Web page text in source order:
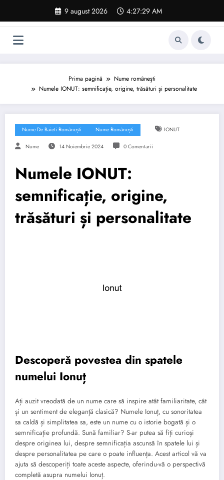
conținut
9 august 2026 4:27:30 AM
Prima pagină
Nume românești
Numele IONUT: semnificație, origine, trăsături și personalitate
Nume De Baieti Românești Nume Românești IONUT
Nume 14 Noiembrie 2024 0 Comentarii
Numele IONUT:
semnificație, origine,
trăsături și personalitate
Descoperă povestea din spatele
numelui Ionuț
Ați auzit vreodată de un nume care să inspire atât familiaritate, cât
și un sentiment de eleganță clasică? Numele Ionuț, cu sonoritatea
sa caldă și simplitatea sa, este un nume cu o istorie bogată și o
semnificație profundă. Sună familiar? S-ar putea să fiți curioși
despre originea lui, despre semnificația ascunsă în spatele lui și
despre personalitatea pe care o poate influența. Acest articol vă va
ajuta să descoperiți toate aceste aspecte, oferindu-vă o perspectivă
completă asupra numelui Ionuț.